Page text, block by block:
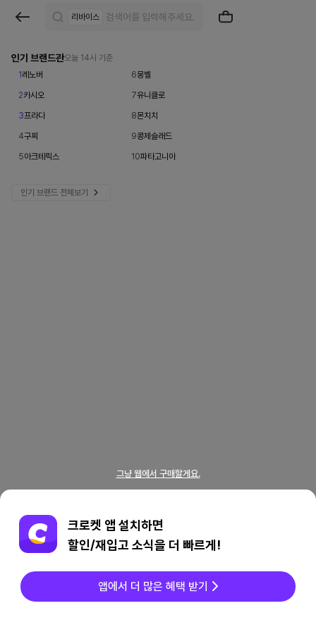
그냥 웹에서 구매할게요.
크로켓 앱 설치하면
할인/재입고 소식을 더 빠르게!
앱에서 더 많은 혜택 받기
리바이스
드인기 브랜드관오늘 14시 기준
1 레노버
2카시오
3프라다
4구찌
5아크테릭스
6몽벨
7유니클로
8몬치치
9콩제슬래드
10파타고니아
인기 브랜드 전체보기